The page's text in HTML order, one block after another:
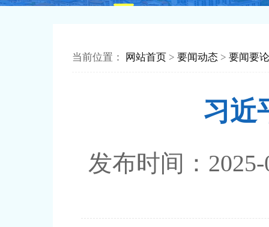
当前位置： 网站首页 > 要闻动态 > 要闻要论
习近
发布时间：